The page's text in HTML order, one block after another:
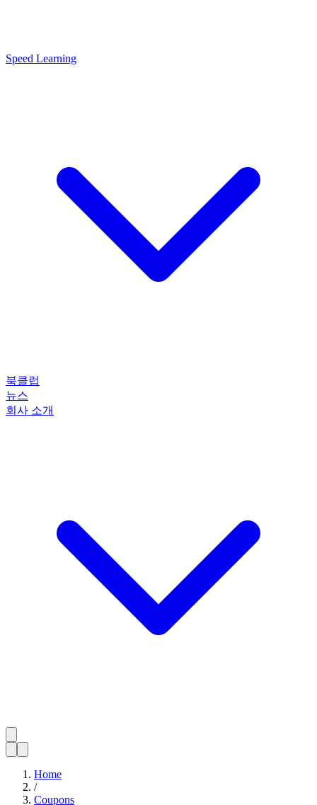
Speed Learning
북클럽
뉴스
회사 소개
Home
/
Coupons